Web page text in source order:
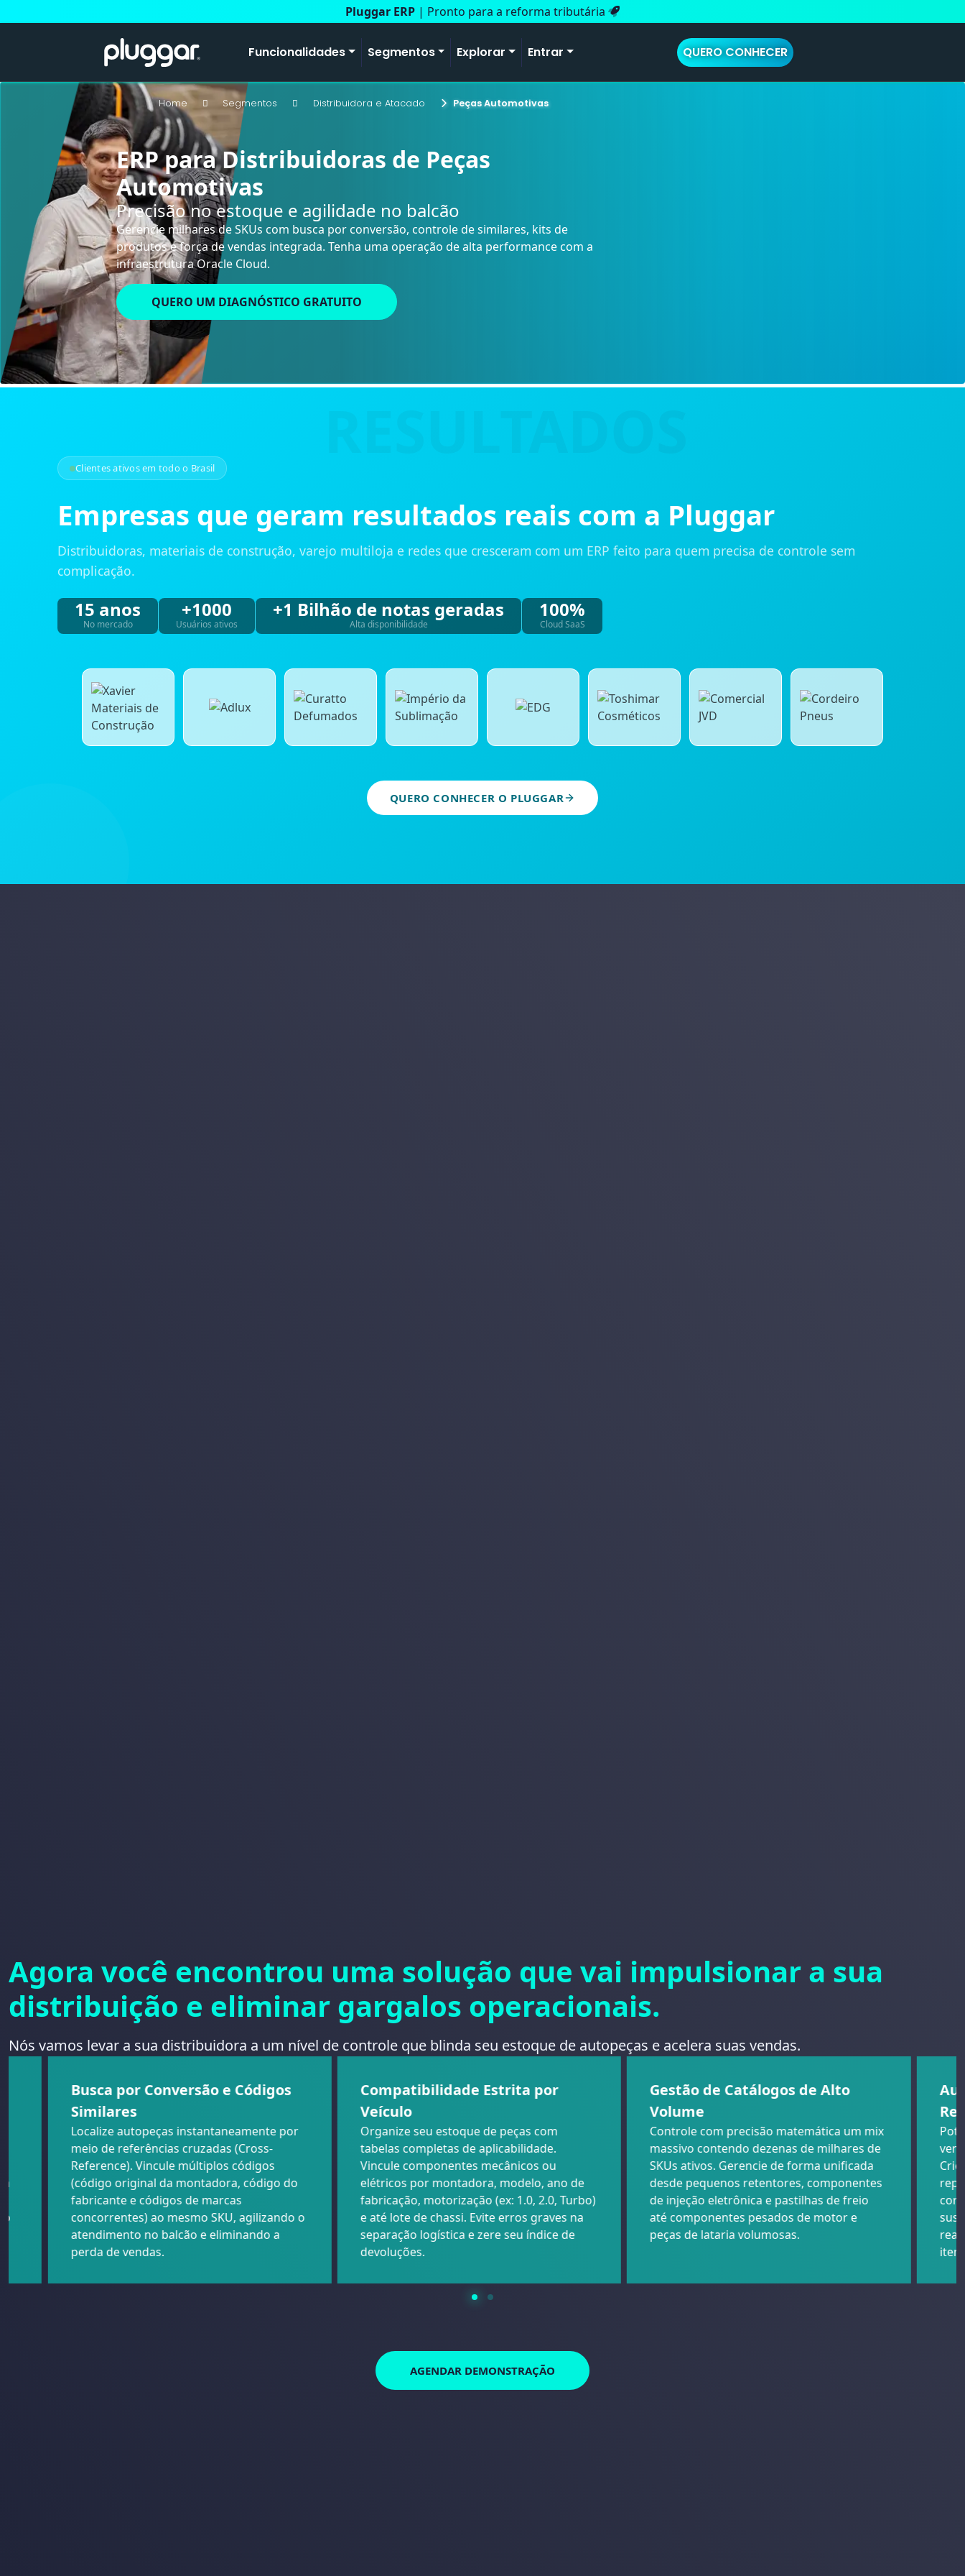
Pluggar ERP | Pronto para a reforma tributária
Funcionalidades Segmentos Explorar Entrar QUERO CONHECER
Home Segmentos Distribuidora e Atacado Peças Automotivas
ERP para Distribuidoras de Peças
Automotivas
Precisão no estoque e agilidade no balcão
Gerencie milhares de SKUs com busca por conversão, controle de similares, kits de
produtos e força de vendas integrada. Tenha uma operação de alta performance com a
infraestrutura Oracle Cloud.
QUERO UM DIAGNÓSTICO GRATUITO
Clientes ativos em todo o Brasil
Empresas que geram resultados reais com a Pluggar
Distribuidoras, materiais de construção, varejo multiloja e redes que cresceram com um ERP feito para quem precisa de controle sem
complicação.
15 anos
No mercado
+1000
Usuários ativos
+1 Bilhão de notas geradas
Alta disponibilidade
100%
Cloud SaaS
QUERO CONHECER O PLUGGAR
Agora você encontrou uma solução que vai impulsionar a sua
distribuição e eliminar gargalos operacionais.
Nós vamos levar a sua distribuidora a um nível de controle que blinda seu estoque de autopeças e acelera suas vendas.
Busca por Conversão e Códigos
Similares
Localize autopeças instantaneamente por
meio de referências cruzadas (Cross-
Reference). Vincule múltiplos códigos
(código original da montadora, código do
fabricante e códigos de marcas
concorrentes) ao mesmo SKU, agilizando o
atendimento no balcão e eliminando a
perda de vendas.
Compatibilidade Estrita por
Veículo
Organize seu estoque de peças com
tabelas completas de aplicabilidade.
Vincule componentes mecânicos ou
elétricos por montadora, modelo, ano de
fabricação, motorização (ex: 1.0, 2.0, Turbo)
e até lote de chassi. Evite erros graves na
separação logística e zere seu índice de
devoluções.
Gestão de Catálogos de Alto
Volume
Controle com precisão matemática um mix
massivo contendo dezenas de milhares de
SKUs ativos. Gerencie de forma unificada
desde pequenos retentores, componentes
de injeção eletrônica e pastilhas de freio
até componentes pesados de motor e
peças de lataria volumosas.
AGENDAR DEMONSTRAÇÃO